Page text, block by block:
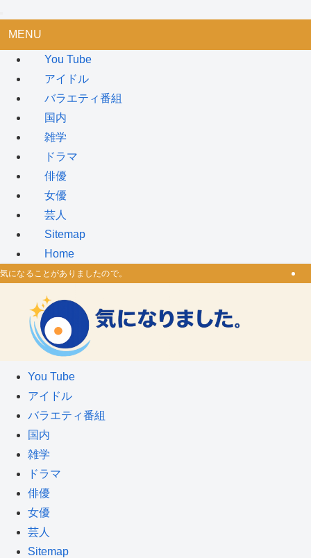
MENU
You Tube
アイドル
バラエティ番組
国内
雑学
ドラマ
俳優
女優
芸人
Sitemap
Home
気になることがありましたので。
You Tube
アイドル
バラエティ番組
国内
雑学
ドラマ
俳優
女優
芸人
Sitemap